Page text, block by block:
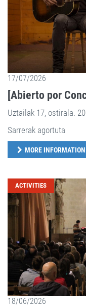
17/07/2026
[Abierto por
Uztailak 17, ostirala.
Sarrerak agortuta
MORE INFORMATION
ACTIVITIES
18/06/2026